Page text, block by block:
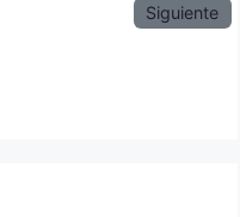
Siguiente